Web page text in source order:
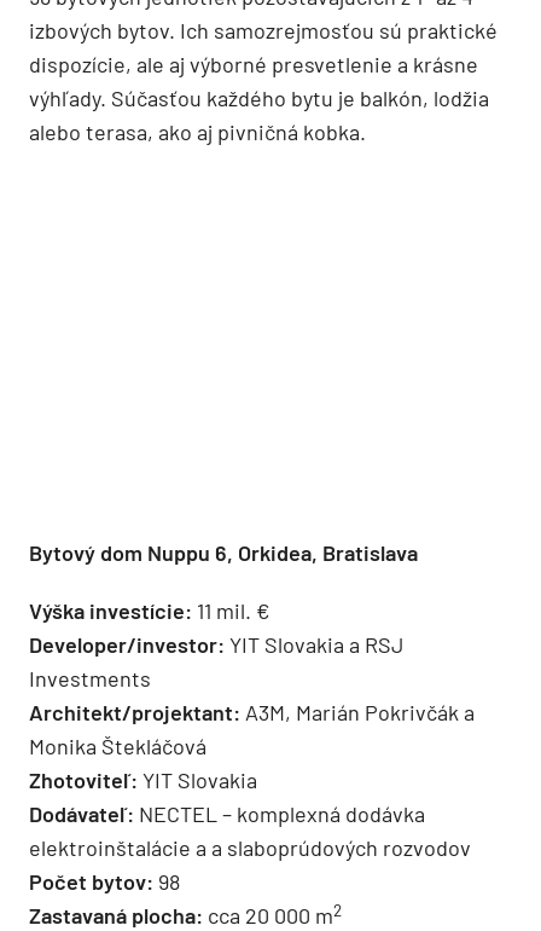
izbových bytov. Ich samozrejmosťou sú praktické
dispozície, ale aj výborné presvetlenie a krásne
výhľady. Súčasťou každého bytu je balkón, lodžia
alebo terasa, ako aj pivničná kobka.
Bytový dom Nuppu 6, Orkidea, Bratislava
Výška investície: 11 mil. €
Developer/investor: YIT Slovakia a RSJ
Investments
Architekt/projektant: A3M, Marián Pokrivčák a
Monika Štekláčová
Zhotoviteľ: YIT Slovakia
Dodávateľ: NECTEL – komplexná dodávka
elektroinštalácie a a slaboprúdových rozvodov
Počet bytov: 98
Zastavaná plocha: cca 20 000 m2